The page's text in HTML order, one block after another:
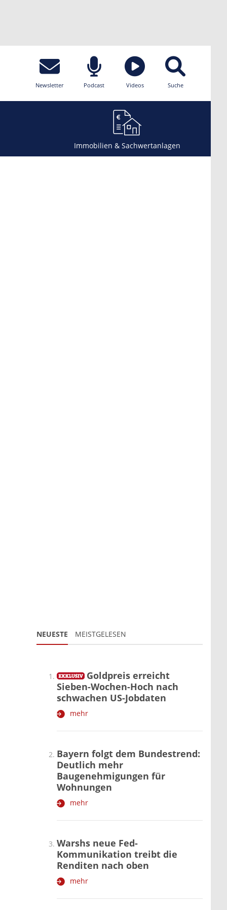
Newsletter Podcast Videos Suche
Immobilien & Sachwertanlagen
NEUESTE MEISTGELESEN
Goldpreis erreicht
Sieben-Wochen-Hoch nach
schwachen US-Jobdaten
mehr
Bayern folgt dem Bundestrend:
Deutlich mehr
Baugenehmigungen für
Wohnungen
mehr
Warshs neue Fed-
Kommunikation treibt die
Renditen nach oben
mehr